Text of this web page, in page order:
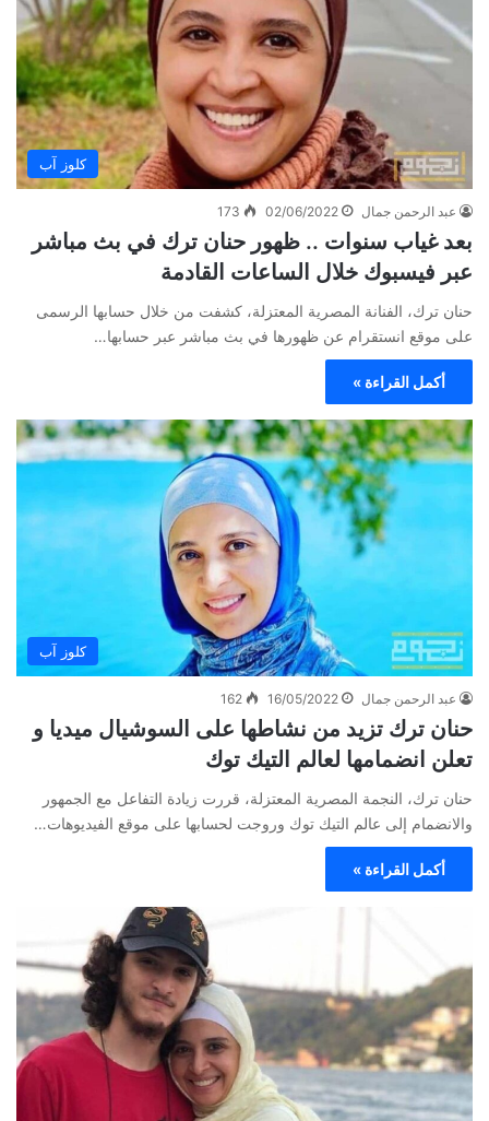
كلوز آب
عبد الرحمن جمال 02/06/2022
173
بعد غياب سنوات .. ظهور حنان ترك في بث مباشر
عبر فيسبوك خلال الساعات القادمة
حنان ترك، الفنانة المصرية المعتزلة، كشفت من خلال حسابها الرسمى
على موقع انستقرام عن ظهورها في بث مباشر عبر حسابها…
أكمل القراءة »
كلوز آب
عبد الرحمن جمال 16/05/2022
162
حنان ترك تزيد من نشاطها على السوشيال ميديا و
تعلن انضمامها لعالم التيك توك
حنان ترك، النجمة المصرية المعتزلة، قررت زيادة التفاعل مع الجمهور
والانضمام إلى عالم التيك توك وروجت لحسابها على موقع الفيديوهات…
أكمل القراءة »